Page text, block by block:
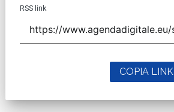
RSS link
COPIA LINK